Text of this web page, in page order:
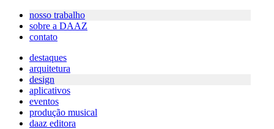
nosso trabalho
sobre a DAAZ
contato
destaques
arquitetura
design
aplicativos
eventos
produção musical
daaz editora